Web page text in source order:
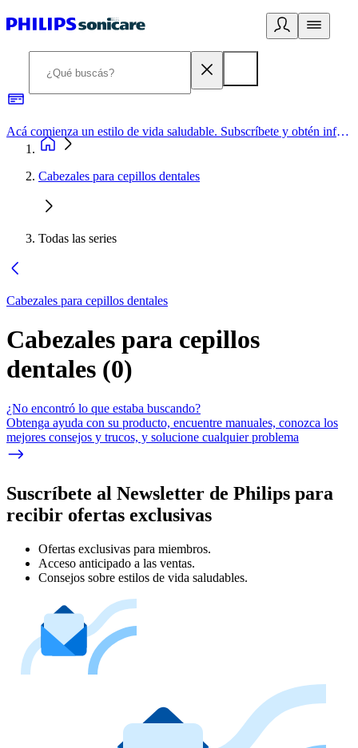
Acá comienza un estilo de vida saludable. Subscríbete y obtén información de primera mano
Cabezales para cepillos dentales
Todas las series
Cabezales para cepillos dentales
Cabezales para cepillos
dentales (0)
¿No encontró lo que estaba buscando?
Obtenga ayuda con su producto, encuentre manuales, conozca los
mejores consejos y trucos, y solucione cualquier problema
Suscríbete al Newsletter de Philips para
recibir ofertas exclusivas
Ofertas exclusivas para miembros.
Acceso anticipado a las ventas.
Consejos sobre estilos de vida saludables.